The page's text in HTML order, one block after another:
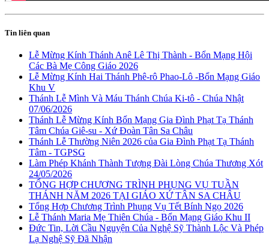
Tin liên quan
Lễ Mừng Kính Thánh Anê Lê Thị Thành - Bổn Mạng Hội
Các Bà Mẹ Công Giáo 2026
Lễ Mừng Kính Hai Thánh Phê-rô Phao-Lô -Bổn Mạng Giáo
Khu V
Thánh Lễ Mình Và Máu Thánh Chúa Ki-tô - Chúa Nhật
07/06/2026
Thánh Lễ Mừng Kính Bổn Mạng Gia Đình Phạt Tạ Thánh
Tâm Chúa Giê-su - Xứ Đoàn Tân Sa Châu
Thánh Lễ Thường Niên 2026 của Gia Đình Phạt Tạ Thánh
Tâm - TGPSG
Làm Phép Khánh Thành Tượng Đài Lòng Chúa Thương Xót
24/05/2026
TỔNG HỢP CHƯƠNG TRÌNH PHỤNG VỤ TUẦN
THÁNH NĂM 2026 TẠI GIÁO XỨ TÂN SA CHÂU
Tổng Hợp Chương Trình Phụng Vụ Tết Bính Ngọ 2026
Lễ Thánh Maria Mẹ Thiên Chúa - Bổn Mạng Giáo Khu II
Đức Tin, Lời Cầu Nguyện Của Nghệ Sỹ Thành Lộc Và Phép
Lạ Nghệ Sỹ Đã Nhận